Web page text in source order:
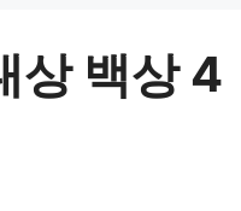
상 백상 4